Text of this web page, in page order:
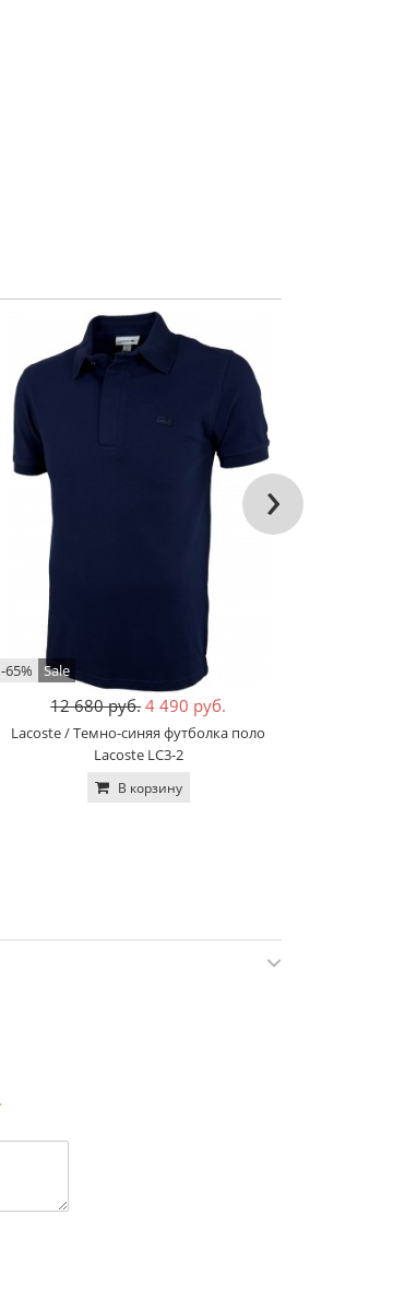
-65% Sale
12 680 руб. 4 490 руб.
Lacoste / Темно-синяя футболка поло
Lacoste LC3-2
В корзину
›